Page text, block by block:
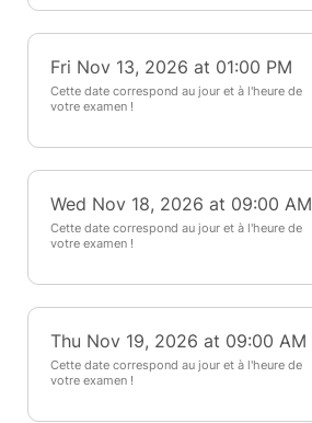
Fri Nov 13, 2026 at 01:00 PM
Cette date correspond au jour et à l'heure de
votre examen !
Wed Nov 18, 2026 at 09:00 AM
Cette date correspond au jour et à l'heure de
votre examen !
Thu Nov 19, 2026 at 09:00 AM
Cette date correspond au jour et à l'heure de
votre examen !